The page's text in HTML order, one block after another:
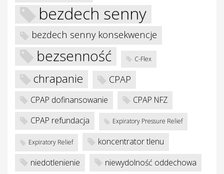
bezdech senny
bezdech senny konsekwencje
bezsenność C-Flex
chrapanie CPAP
CPAP dofinansowanie
CPAP NFZ
CPAP refundacja
Expiratory Pressure Relief
Expiratory Relief
koncentrator tlenu
niedotlenienie
niewydolność oddechowa